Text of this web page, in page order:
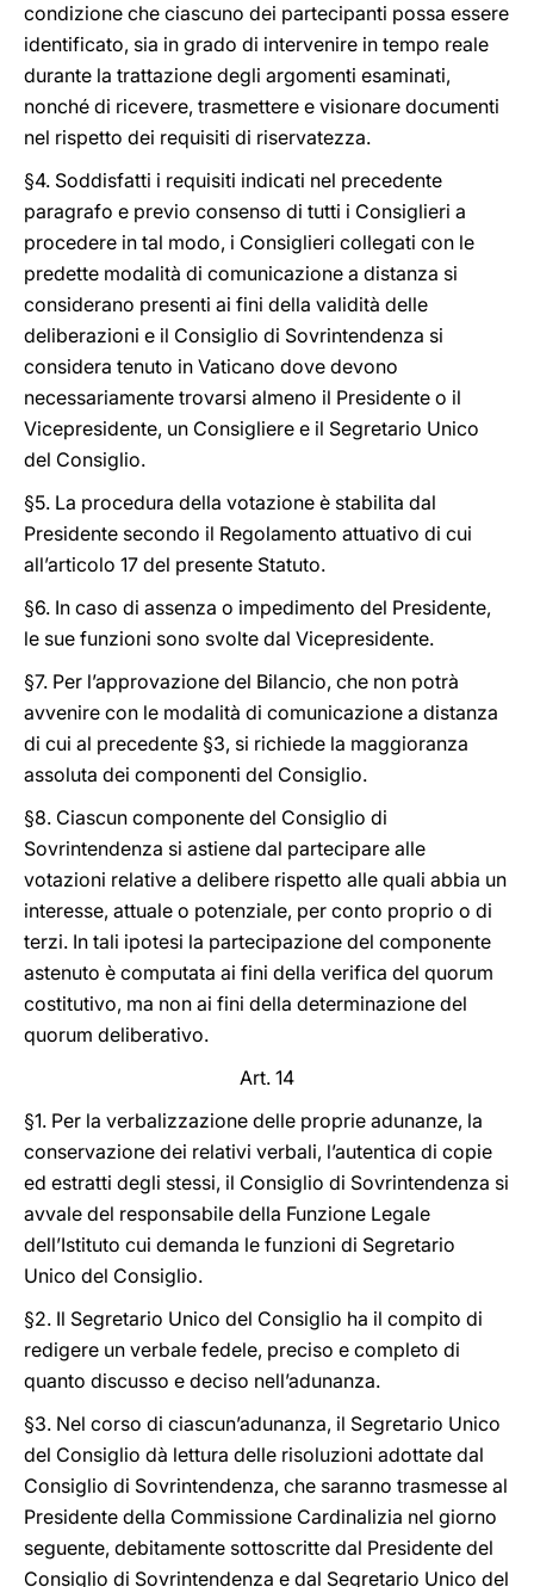
condizione che ciascuno dei partecipanti possa essere
identificato, sia in grado di intervenire in tempo reale
durante la trattazione degli argomenti esaminati,
nonché di ricevere, trasmettere e visionare documenti
nel rispetto dei requisiti di riservatezza.
§4. Soddisfatti i requisiti indicati nel precedente
paragrafo e previo consenso di tutti i Consiglieri a
procedere in tal modo, i Consiglieri collegati con le
predette modalità di comunicazione a distanza si
considerano presenti ai fini della validità delle
deliberazioni e il Consiglio di Sovrintendenza si
considera tenuto in Vaticano dove devono
necessariamente trovarsi almeno il Presidente o il
Vicepresidente, un Consigliere e il Segretario Unico
del Consiglio.
§5. La procedura della votazione è stabilita dal
Presidente secondo il Regolamento attuativo di cui
all’articolo 17 del presente Statuto.
§6. In caso di assenza o impedimento del Presidente,
le sue funzioni sono svolte dal Vicepresidente.
§7. Per l’approvazione del Bilancio, che non potrà
avvenire con le modalità di comunicazione a distanza
di cui al precedente §3, si richiede la maggioranza
assoluta dei componenti del Consiglio.
§8. Ciascun componente del Consiglio di
Sovrintendenza si astiene dal partecipare alle
votazioni relative a delibere rispetto alle quali abbia un
interesse, attuale o potenziale, per conto proprio o di
terzi. In tali ipotesi la partecipazione del componente
astenuto è computata ai fini della verifica del quorum
costitutivo, ma non ai fini della determinazione del
quorum deliberativo.
Art. 14
§1. Per la verbalizzazione delle proprie adunanze, la
conservazione dei relativi verbali, l’autentica di copie
ed estratti degli stessi, il Consiglio di Sovrintendenza si
avvale del responsabile della Funzione Legale
dell’Istituto cui demanda le funzioni di Segretario
Unico del Consiglio.
§2. Il Segretario Unico del Consiglio ha il compito di
redigere un verbale fedele, preciso e completo di
quanto discusso e deciso nell’adunanza.
§3. Nel corso di ciascun’adunanza, il Segretario Unico
del Consiglio dà lettura delle risoluzioni adottate dal
Consiglio di Sovrintendenza, che saranno trasmesse al
Presidente della Commissione Cardinalizia nel giorno
seguente, debitamente sottoscritte dal Presidente del
Consiglio di Sovrintendenza e dal Segretario Unico del